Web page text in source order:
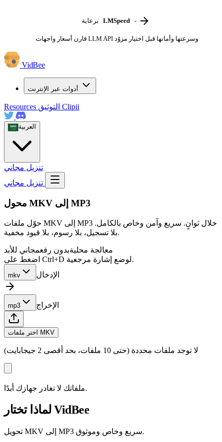
برعاية LMSpeed -
قارن أسعار واجهات LLM API وسرعتها وأمانها قبل اختيار مزوّد
VidBee
أدوات عبر الإنترنت
Resources Clipii
العربية
تنزيل مجاني
محول MKV إلى MP3
حوّل ملفات MKV إلى MP3 خلال ثوانٍ. سريع وآمن وخاص بالكامل.
بلا تسجيل، بلا رسوم، بلا قيود مخفية.
معالجة محليةبدون رفعمجاني للأبد
اضغط على Ctrl+D لوضع إشارة مرجعية.
mkv الإدخال
mp3 الإخراج
اختر ملفات MKV
لا توجد ملفات محددة (حتى 10 ملفات، بحد أقصى 2 جيجابايت)
ملفاتك لا تغادر جهازك أبدًا.
لماذا تختار VidBee
تحويل MKV إلى MP3 سريع وخاص وموثوق.